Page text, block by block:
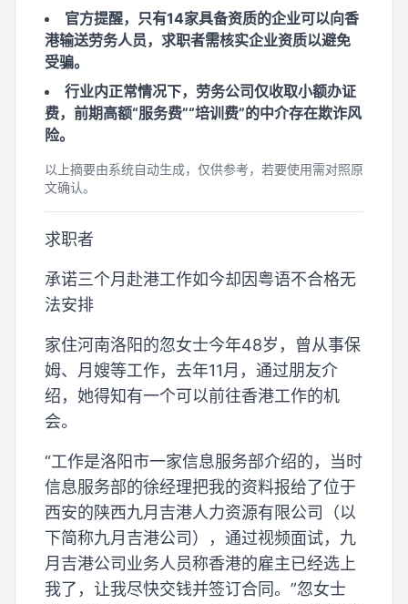
官方提醒，只有14家具备资质的企业可以向香
港输送劳务人员，求职者需核实企业资质以避免
受骗。
行业内正常情况下，劳务公司仅收取小额办证
费，前期高额“服务费”“培训费”的中介存在欺诈风
险。
以上摘要由系统自动生成，仅供参考，若要使用需对照原
文确认。
求职者
承诺三个月赴港工作如今却因粤语不合格无
法安排
家住河南洛阳的忽女士今年48岁，曾从事保
姆、月嫂等工作，去年11月，通过朋友介
绍，她得知有一个可以前往香港工作的机
会。
“工作是洛阳市一家信息服务部介绍的，当时
信息服务部的徐经理把我的资料报给了位于
西安的陕西九月吉港人力资源有限公司（以
下简称九月吉港公司），通过视频面试，九
月吉港公司业务人员称香港的雇主已经选上
我了，让我尽快交钱并签订合同。”忽女士